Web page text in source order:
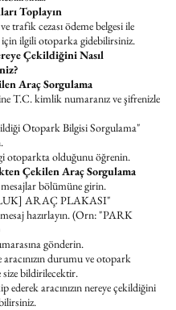
Toplayın
trafik cezası ödeme belgesi ile
için ilgili otoparka gidebilirsiniz.
Çekildiğini Nasıl
Araç Sorgulama
T.C. kimlik numaranız ve şifrenizle
Otopark Bilgisi Sorgulama"
otoparkta olduğunu öğrenin.
Çekilen Araç Sorgulama
bölümüne girin.
ARAÇ PLAKASI"
hazırlayın. (Orn: "PARK
gönderin.
aracınızın durumu ve otopark
bildirilecektir.
ederek aracınızın nereye çekildiğini